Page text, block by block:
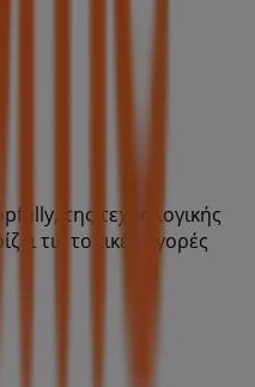
της τεχνολογικής
τις τοπικές αγορές